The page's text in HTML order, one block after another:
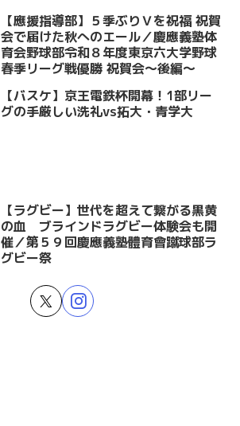
【應援指導部】５季ぶりＶを祝福 祝賀
会で届けた秋へのエール／慶應義塾体
育会野球部令和８年度東京六大学野球
春季リーグ戦優勝 祝賀会～後編～
【バスケ】京王電鉄杯開幕！1部リー
グの手厳しい洗礼vs拓大・青学大
【ラグビー】世代を超えて繋がる黒黄
の血 ブラインドラグビー体験会も開
催／第５９回慶應義塾體育會蹴球部ラ
グビー祭